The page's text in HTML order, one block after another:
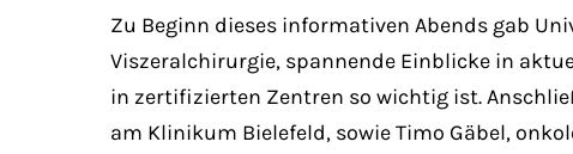
Zu Beginn dieses informativen Abends gab
Viszeralchirurgie, spannende Einblicke in
in zertifizierten Zentren so wichtig ist.
am Klinikum Bielefeld, sowie Timo Gäbel,